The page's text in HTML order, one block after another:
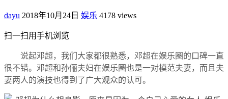
dayu 2018年10月24日 娱乐 4178 views
扫一扫用手机浏览
说起邓超，我们大家都很熟悉，邓超在娱乐圈的口碑一直
很不错。邓超和孙俪夫妇在娱乐圈也是一对模范夫妻，而且夫
妻两人的演技也得到了广大观众的认可。